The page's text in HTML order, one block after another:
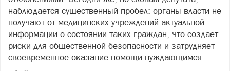
наблюдается существенный пробел: органы власти не
получают от медицинских учреждений актуальной
информации о состоянии таких граждан, что создает
риски для общественной безопасности и затрудняет
своевременное оказание помощи нуждающимся.